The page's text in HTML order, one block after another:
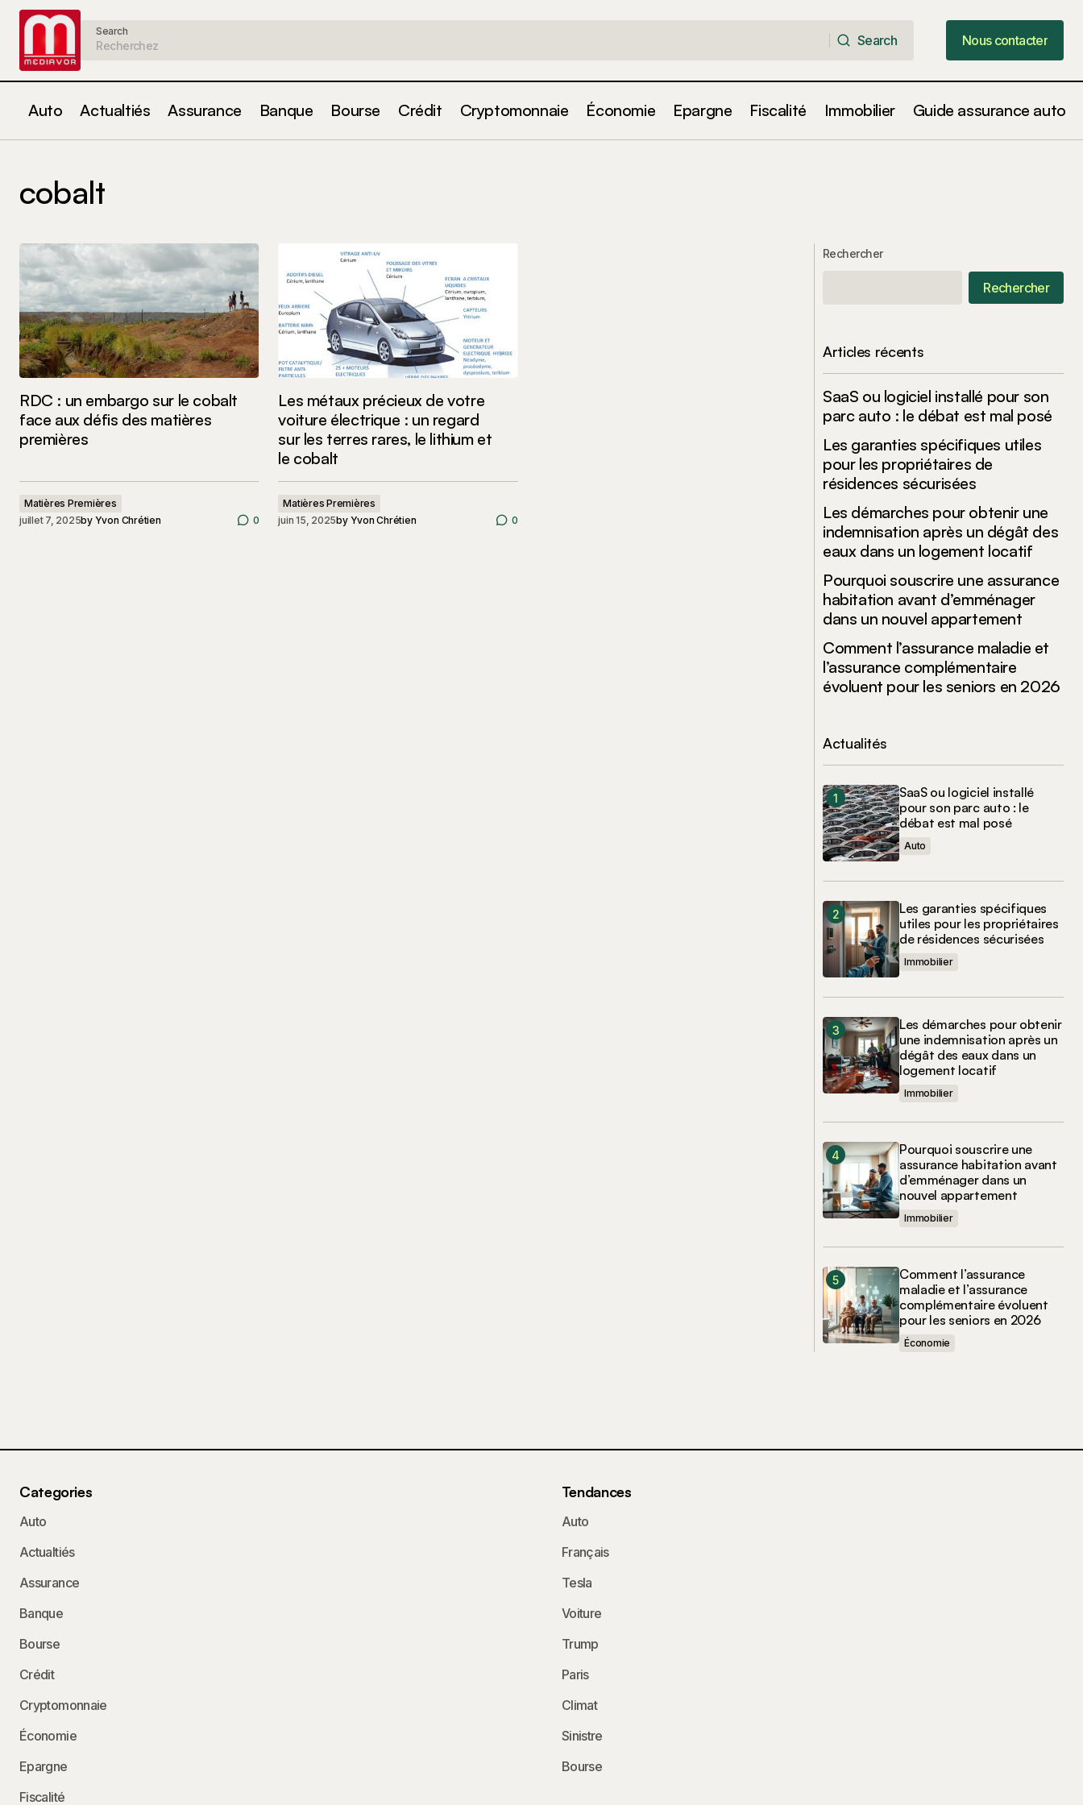
Search
Search
Nous contacter
Nous contacter
Auto Actualtiés Assurance Banque Bourse Crédit Cryptomonnaie Économie Epargne Fiscalité Immobilier Guide assurance auto
cobalt
RDC : un embargo sur le cobalt
face aux défis des matières
premières
Matières Premières
juillet 7, 2025by Yvon Chrétien 0
Les métaux précieux de votre
voiture électrique : un regard
sur les terres rares, le lithium et
le cobalt
Matières Premières
juin 15, 2025by Yvon Chrétien 0
Rechercher
Rechercher
Articles récents
SaaS ou logiciel installé pour son
parc auto : le débat est mal posé
Les garanties spécifiques utiles
pour les propriétaires de
résidences sécurisées
Les démarches pour obtenir une
indemnisation après un dégât des
eaux dans un logement locatif
Pourquoi souscrire une assurance
habitation avant d’emménager
dans un nouvel appartement
Comment l’assurance maladie et
l’assurance complémentaire
évoluent pour les seniors en 2026
Actualités
SaaS ou logiciel installé
pour son parc auto : le
débat est mal posé
Auto
Les garanties spécifiques
utiles pour les propriétaires
de résidences sécurisées
Immobilier
Les démarches pour obtenir
une indemnisation après un
dégât des eaux dans un
logement locatif
Immobilier
Pourquoi souscrire une
assurance habitation avant
d’emménager dans un
nouvel appartement
Immobilier
Comment l’assurance
maladie et l’assurance
complémentaire évoluent
pour les seniors en 2026
Économie
Categories
Auto
Actualtiés
Assurance
Banque
Bourse
Crédit
Cryptomonnaie
Économie
Epargne
Fiscalité
Tendances
Auto
Français
Tesla
Voiture
Trump
Paris
Climat
Sinistre
Bourse